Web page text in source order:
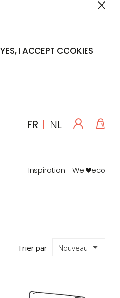
YES, I ACCEPT COOKIES
LANGUE
FR NL
Inspiration We eco
Trier par